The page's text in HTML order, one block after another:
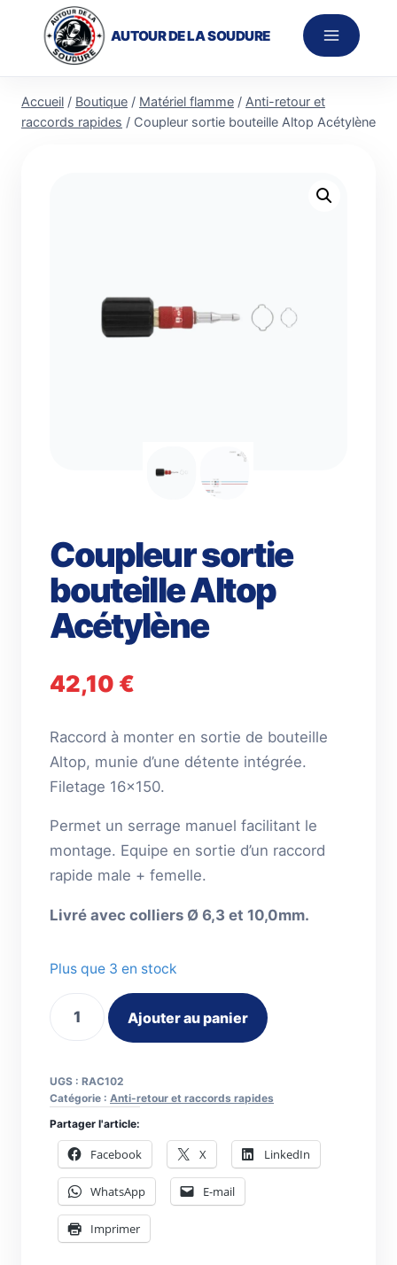
contenu
AUTOUR DE LA SOUDURE
Accueil / Boutique / Matériel flamme / Anti-retour et
raccords rapides / Coupleur sortie bouteille Altop Acétylène
Coupleur sortie
bouteille Altop
Acétylène
42,10 €
Raccord à monter en sortie de bouteille
Altop, munie d’une détente intégrée.
Filetage 16×150.
Permet un serrage manuel facilitant le
montage. Equipe en sortie d’un raccord
rapide male + femelle.
Livré avec colliers Ø 6,3 et 10,0mm.
Plus que 3 en stock
sortie
bouteille
Altop
Acétylène
Ajouter au panier
UGS : RAC102
Catégorie : Anti-retour et raccords rapides
Partager l'article:
Facebook X LinkedIn
WhatsApp E-mail
Imprimer